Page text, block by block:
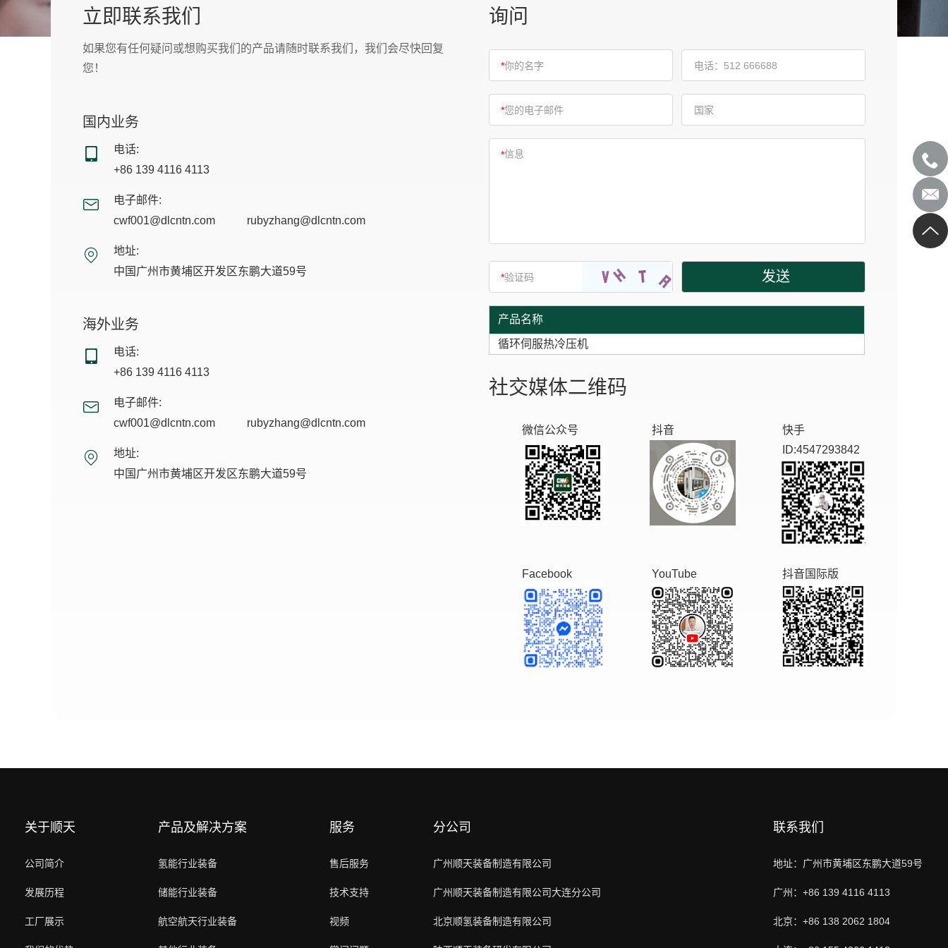
立即联系我们
如果您有任何疑问或想购买我们的产品请随时联系我们，我们会尽快回复
您！
国内业务
电话:
+86 139 4116 4113
电子邮件:
cwf001@dlcntn.com
rubyzhang@dlcntn.com
地址:
中国广州市黄埔区开发区东鹏大道59号
海外业务
电话:
+86 139 4116 4113
电子邮件:
cwf001@dlcntn.com
rubyzhang@dlcntn.com
地址:
中国广州市黄埔区开发区东鹏大道59号
询问
产品名称
循环伺服热冷压机
社交媒体二维码
微信公众号 抖音
快手
ID:4547293842
Facebook YouTube 抖音国际版
关于顺天
公司简介
发展历程
工厂展示
产品及解决方案
氢能行业装备
储能行业装备
航空航天行业装备
服务
售后服务
技术支持
视频
分公司
广州顺天装备制造有限公司
广州顺天装备制造有限公司大连分公司
北京顺氢装备制造有限公司
联系我们
地址：广州市黄埔区东鹏大道59号
广州：+86 139 4116 4113
北京：+86 138 2062 1804